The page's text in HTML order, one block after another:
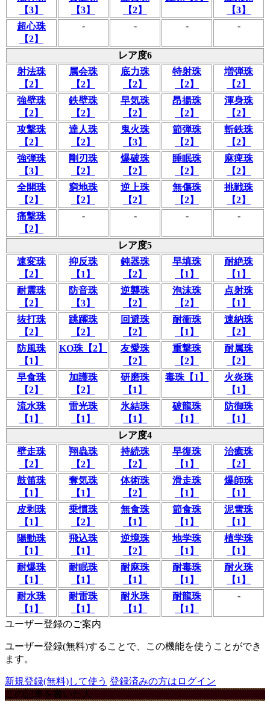
【3】
【3】
【2】
【3】
超心珠
【2】
- - - -
レア度6
射法珠
【2】
属会珠
【2】
底力珠
【2】
特射珠
【2】
増弾珠
【2】
強壁珠
【2】
鉄壁珠
【2】
早気珠
【2】
昂揚珠
【2】
渾身珠
【2】
攻撃珠
【2】
達人珠
【2】
鬼火珠
【3】
節弾珠
【2】
斬鉄珠
【2】
強弾珠
【3】
剛刃珠
【2】
爆破珠
【2】
睡眠珠
【2】
麻痺珠
【2】
全開珠
【2】
窮地珠
【2】
逆上珠
【2】
無傷珠
【2】
挑戦珠
【2】
痛撃珠
【2】
- - - -
レア度5
速変珠
【2】
抑反珠
【1】
鈍器珠
【2】
早填珠
【1】
耐絶珠
【1】
耐震珠
【2】
防音珠
【3】
逆襲珠
【2】
泡沫珠
【2】
点射珠
【1】
抜打珠
【2】
跳躍珠
【2】
回避珠
【2】
耐衝珠
【1】
速納珠
【2】
防風珠
【1】
KO珠【2】
友愛珠
【2】
重撃珠
【2】
耐属珠
【2】
早食珠
【2】
加護珠
【2】
研磨珠
【1】
毒珠【1】
火炎珠
【1】
流水珠
【1】
雷光珠
【1】
氷結珠
【1】
破龍珠
【1】
防御珠
【1】
レア度4
壁走珠
【2】
翔蟲珠
【2】
持続珠
【2】
早復珠
【1】
治癒珠
【2】
鼓笛珠
【1】
奪気珠
【1】
体術珠
【2】
滑走珠
【1】
爆師珠
【1】
皮剥珠
【1】
乗慣珠
【2】
無食珠
【1】
節食珠
【1】
泥雪珠
【1】
陽動珠
【1】
飛込珠
【1】
逆境珠
【2】
地学珠
【1】
植学珠
【1】
耐爆珠
【1】
耐眠珠
【1】
耐麻珠
【1】
耐毒珠
【1】
耐火珠
【1】
耐水珠
【1】
耐雷珠
【1】
耐氷珠
【1】
耐龍珠
【1】
-
ユーザー登録のご案内
ユーザー登録(無料)することで、この機能を使うことができ
ます。
新規登録(無料)して使う 登録済みの方はログイン
この記事を書いた人